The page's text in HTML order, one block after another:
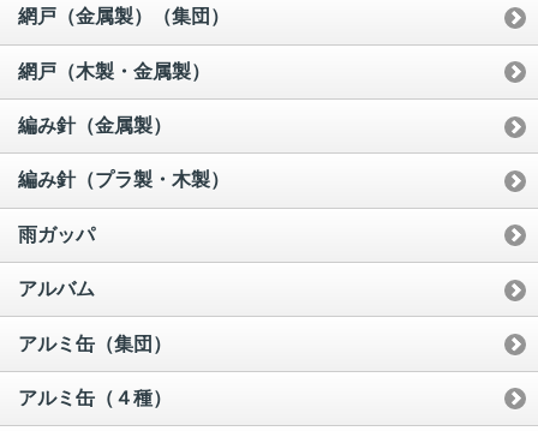
網戸（金属製）（集団）
網戸（木製・金属製）
編み針（金属製）
編み針（プラ製・木製）
雨ガッパ
アルバム
アルミ缶（集団）
アルミ缶（４種）